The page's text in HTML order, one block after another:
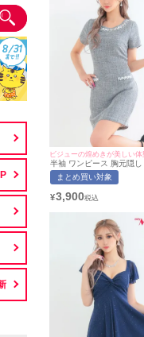
半袖 ワンピース 胸元隠し
ニドレス (あおぽん着用/
対応) | myMinette/マイミ
まとめ買い対象
¥3,900